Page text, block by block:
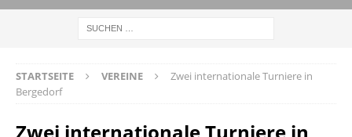
STARTSEITE VEREINE
Zwei internationale Turniere in
Bergedorf
Zwei internationale Turniere in